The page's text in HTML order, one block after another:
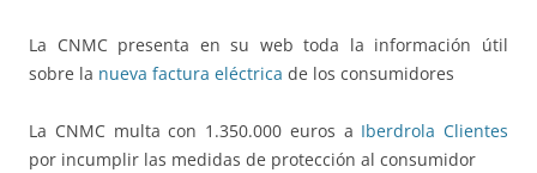
La CNMC presenta en su web toda la información útil
sobre la nueva factura eléctrica de los consumidores
La CNMC multa con 1.350.000 euros a Iberdrola Clientes
por incumplir las medidas de protección al consumidor